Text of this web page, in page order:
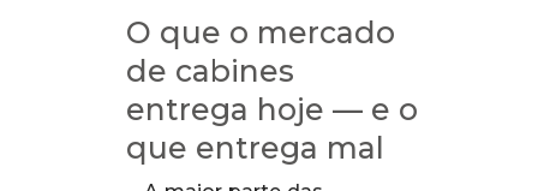
O que o mercado
de cabines
entrega hoje — e o
que entrega mal